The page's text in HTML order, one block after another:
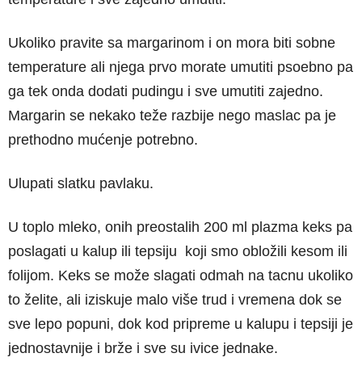
Ukoliko pravite sa margarinom i on mora biti sobne
temperature ali njega prvo morate umutiti psoebno pa
ga tek onda dodati pudingu i sve umutiti zajedno.
Margarin se nekako teže razbije nego maslac pa je
prethodno mućenje potrebno.
Ulupati slatku pavlaku.
U toplo mleko, onih preostalih 200 ml plazma keks pa
poslagati u kalup ili tepsiju koji smo obložili kesom ili
folijom. Keks se može slagati odmah na tacnu ukoliko
to želite, ali iziskuje malo više trud i vremena dok se
sve lepo popuni, dok kod pripreme u kalupu i tepsiji je
jednostavnije i brže i sve su ivice jednake.